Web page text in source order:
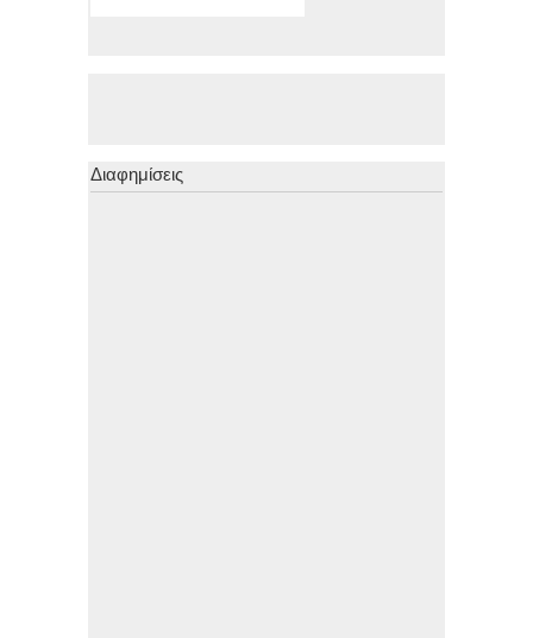
Διαφημίσεις